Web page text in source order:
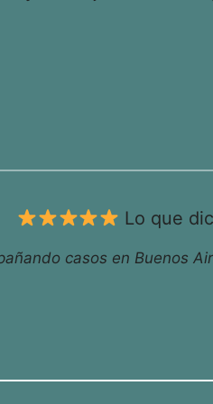
Lo que
casos en Buenos